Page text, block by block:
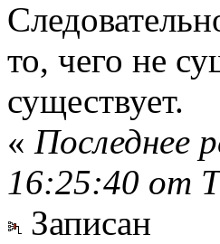
то, чего не
существует.
« Последнее
16:25:40 от
Записан